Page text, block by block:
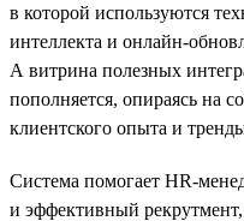
в которой используются
интеллекта и онлайн-
А витрина полезных
пополняется, опираясь на
клиентского опыта и
Система помогает HR-
и эффективный